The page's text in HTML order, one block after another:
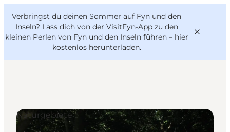
Verbringst du deinen Sommer auf Fyn und den
Inseln? Lass dich von der VisitFyn-App zu den
kleinen Perlen von Fyn und den Inseln führen – hier
kostenlos herunterladen.
Reise Ideen
Outdoor & bike
VisitFyn
Deutsch
Naturgebiete